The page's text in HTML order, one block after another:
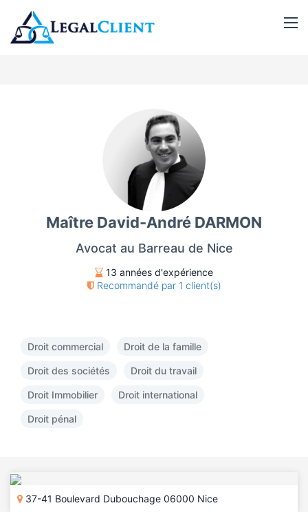
Maître David-André DARMON
Avocat au Barreau de Nice
13 années d'expérience
Recommandé par 1 client(s)
Droit commercial Droit de la famille
Droit des sociétés Droit du travail
Droit Immobilier Droit international
Droit pénal
37-41 Boulevard Dubouchage 06000 Nice